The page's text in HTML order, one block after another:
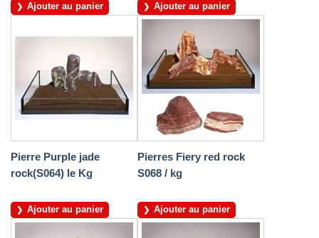
Ajouter au panier Ajouter au panier
Pierre Purple jade
rock(S064) le Kg
Ajouter au panier
Pierres Fiery red rock
S068 / kg
Ajouter au panier